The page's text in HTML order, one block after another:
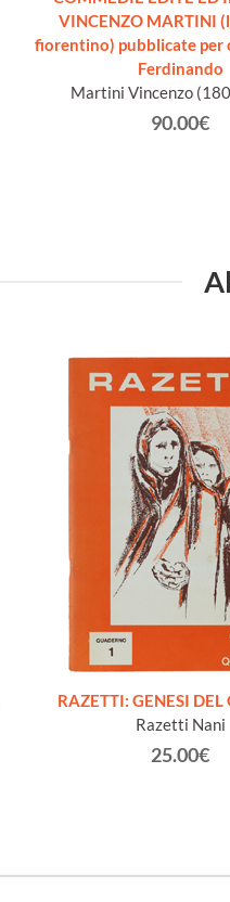
VINCENZO MARTINI
fiorentino) pubblicate per
Ferdinando
Martini Vincenzo
90.00€
RAZETTI: GENESI
Razetti Nani
25.00€